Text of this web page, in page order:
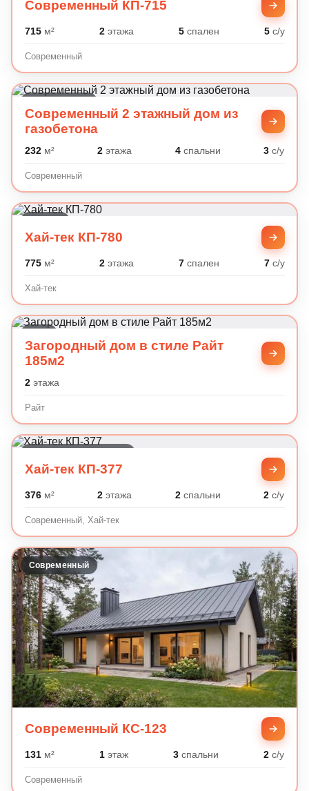
Современный КП-715
715м² 2этажа 5спален 5с/у
Современный
Современный 2 этажный дом из
газобетона
232м² 2 этажа 4спальни 3 с/у
Современный
Хай-тек КП-780
775м² 2этажа 7спален 7с/у
Хай-тек
Загородный дом в стиле Райт
185м2
2этажа
Райт
Хай-тек КП-377
376м² 2 этажа 2спальни 2 с/у
Современный, Хай-тек
Современный
Современный КС-123
131м² 1этаж 3 спальни 2 с/у
Современный